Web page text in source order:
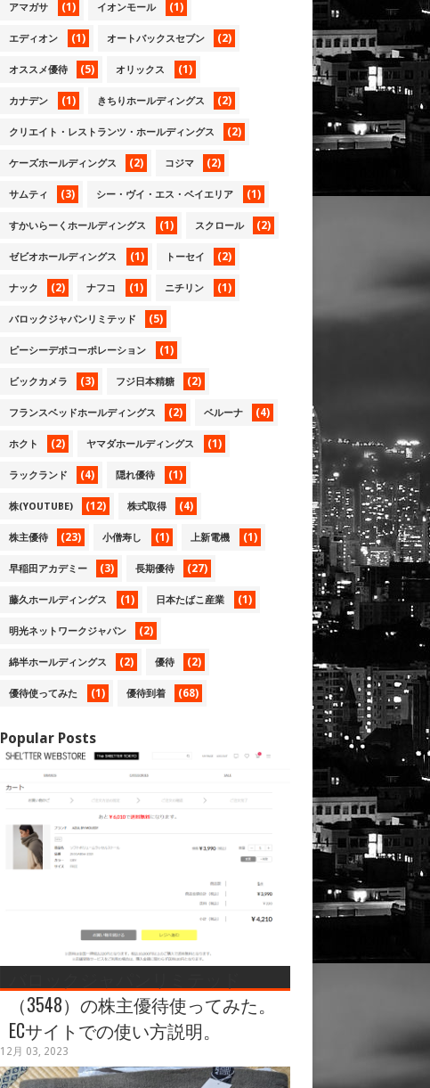
アマガサ (1) イオンモール (1)
エディオン (1) オートバックスセブン (2)
オススメ優待 (5) オリックス (1)
カナデン (1) きちりホールディングス (2)
クリエイト・レストランツ・ホールディングス (2)
ケーズホールディングス (2) コジマ (2)
サムティ (3) シー・ヴイ・エス・ベイエリア (1)
すかいらーくホールディングス (1) スクロール (2)
ゼビオホールディングス (1) トーセイ (2)
ナック (2) ナフコ (1) ニチリン (1)
バロックジャパンリミテッド (5)
ピーシーデポコーポレーション (1)
ビックカメラ (3) フジ日本精糖 (2)
フランスベッドホールディングス (2) ベルーナ (4)
ホクト (2) ヤマダホールディングス (1)
ラックランド (4) 隠れ優待 (1)
株(YOUTUBE) (12) 株式取得 (4)
株主優待 (23) 小僧寿し (1) 上新電機 (1)
早稲田アカデミー (3) 長期優待 (27)
藤久ホールディングス (1) 日本たばこ産業 (1)
明光ネットワークジャパン (2)
綿半ホールディングス (2) 優待 (2)
優待使ってみた (1) 優待到着 (68)
Popular Posts
（3548）の株主優待使ってみた。
ECサイトでの使い方説明。
12月 03, 2023